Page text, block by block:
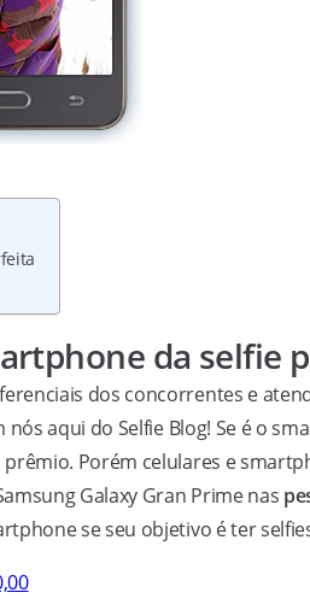
da selfie
dos concorrentes e
aqui do Selfie Blog! Se é o
Porém celulares e
Galaxy Gran Prime nas
se seu objetivo é ter